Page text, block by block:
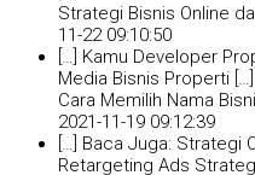
Strategi Bisnis Online
11-22 09:10:50
[…] Kamu Developer
Media Bisnis Properti […]
Cara Memilih Nama
2021-11-19 09:12:39
[…] Baca Juga: Strategi
Retargeting Ads